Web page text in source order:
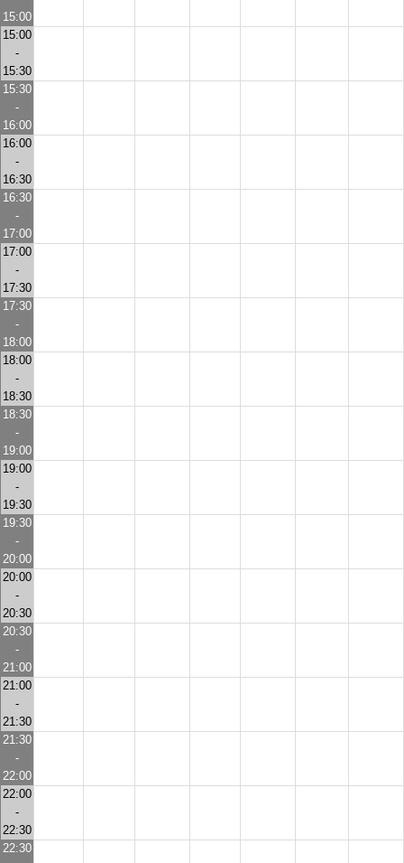
15:00
15:00
-
15:30
15:30
-
16:00
16:00
-
16:30
16:30
-
17:00
17:00
-
17:30
17:30
-
18:00
18:00
-
18:30
18:30
-
19:00
19:00
-
19:30
19:30
-
20:00
20:00
-
20:30
20:30
-
21:00
21:00
-
21:30
21:30
-
22:00
22:00
-
22:30
22:30